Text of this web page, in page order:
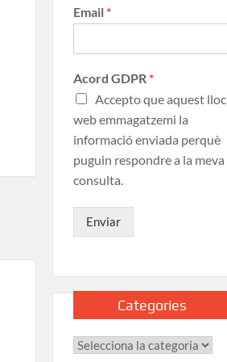
Email *
Acord GDPR *
Accepto que aquest lloc
web emmagatzemi la
informació enviada perquè
puguin respondre a la meva
consulta.
Enviar
Categories